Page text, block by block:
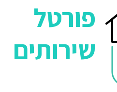
פורטל
שירותים